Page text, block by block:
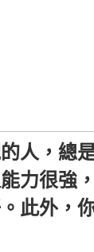
人，總
力很強
此外，